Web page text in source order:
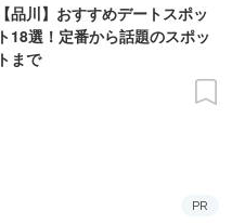
【品川】おすすめデートスポッ
ト18選！定番から話題のスポッ
トまで
PR